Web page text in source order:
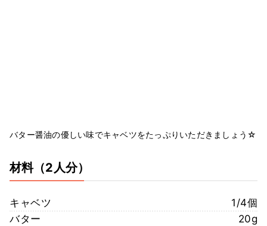
バター醤油の優しい味でキャベツをたっぷりいただきましょう☆
材料（2人分）
キャベツ
1/4個
バター
20g